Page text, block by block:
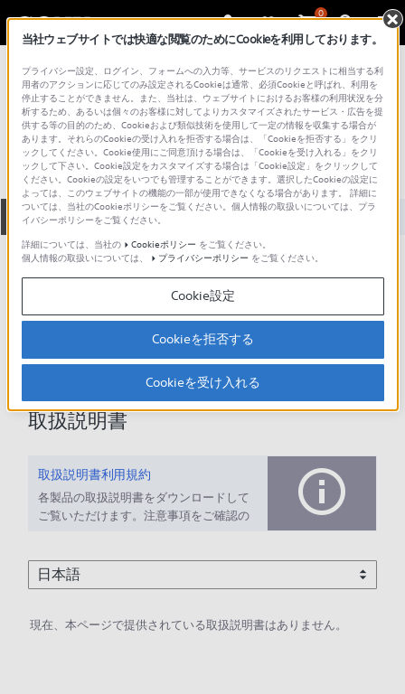
0
総合サポート・お問い合わせ プロフェッショナル／業務用
LSJ-2NH
全て ダウンロード 取扱説明書 Q&A
ダウンロード
現在、本ページで提供されているアップデート情報はありませ
取扱説明書
取扱説明書利用規約
各製品の取扱説明書をダウンロードして
ご覧いただけます。注意事項をご確認の
現在、本ページで提供されている取扱説明書はありません。
当社ウェブサイトでは快適な閲覧のためにCookieを利用しております。
プライバシー設定、ログイン、フォームへの入力等、サービスのリクエストに相当する利
用者のアクションに応じてのみ設定されるCookieは通常、必須Cookieと呼ばれ、利用を
停止することができません。また、当社は、ウェブサイトにおけるお客様の利用状況を分
析するため、あるいは個々のお客様に対してよりカスタマイズされたサービス・広告を提
供する等の目的のため、Cookieおよび類似技術を使用して一定の情報を収集する場合が
あります。それらのCookieの受け入れを拒否する場合は、「Cookieを拒否する」をクリ
ックしてください。Cookie使用にご同意頂ける場合は、「Cookieを受け入れる」をクリ
ックして下さい。Cookie設定をカスタマイズする場合は「Cookie設定」をクリックして
ください。Cookieの設定をいつでも管理することができます。選択したCookieの設定に
よっては、このウェブサイトの機能の一部が使用できなくなる場合があります。 詳細に
ついては、当社のCookieポリシーをご覧ください。個人情報の取扱いについては、プラ
イバシーポリシーをご覧ください。
詳細については、当社の
Cookieポリシー をご覧ください。
個人情報の取扱いについては、
プライバシーポリシー をご覧ください。
Cookie設定
Cookieを拒否する
Cookieを受け入れる